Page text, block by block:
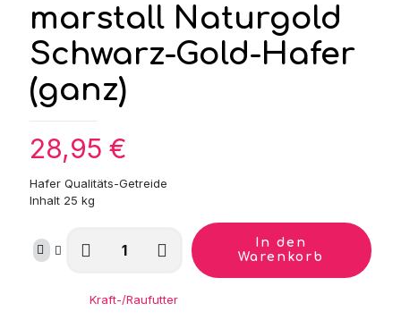
marstall Naturgold
Schwarz-Gold-Hafer
(ganz)
28,95 €
Hafer Qualitäts-Getreide
Inhalt 25 kg
Hafer
In den
Warenkorb
Kraft-/Raufutter